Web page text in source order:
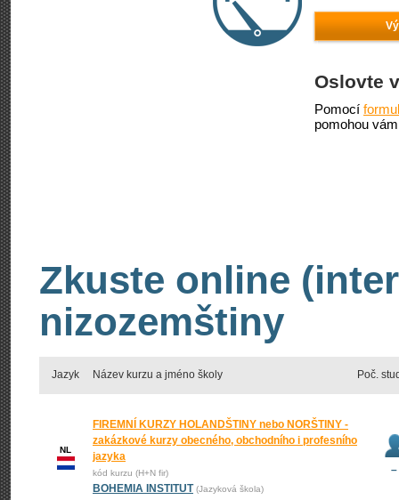
Oslovte
Pomocí
pomohou
Zkuste online
nizozemštiny
Jazyk Název kurzu a jméno školy Poč.
NL
FIREMNÍ KURZY HOLANDŠTINY nebo NORŠTINY -
zakázkové kurzy obecného, obchodního i profesního
jazyka
kód kurzu (H+N fir)
BOHEMIA INSTITUT (Jazyková škola)
–